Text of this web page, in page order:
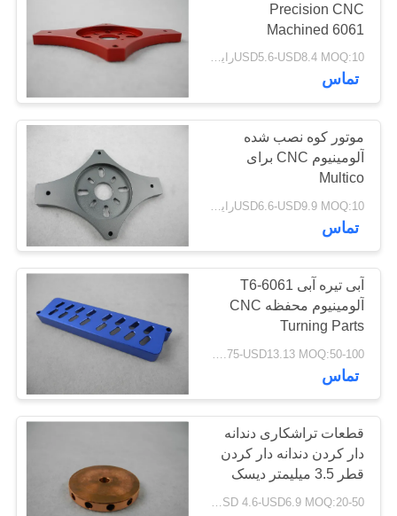
Precision CNC
Machined 6061
Aluminum CNC
Machining Anodizing
USD5.6-USD8.4 MOQ:10رایانه های شخصی
تماس
موتور کوه نصب شده
آلومینیوم CNC برای
Multico
تماس
آبی تیره آبی 6061-T6
آلومینیوم محفظه CNC
Turning Parts
اکسیداسیون سطح
USD 8.75-USD13.13 MOQ:50-100 پیکسلی
تماس
قطعات تراشکاری دندانه
دار کردن دندانه دار کردن
قطر 3.5 میلیمتر دیسک
USD 4.6-USD6.9 MOQ:20-50 عدد